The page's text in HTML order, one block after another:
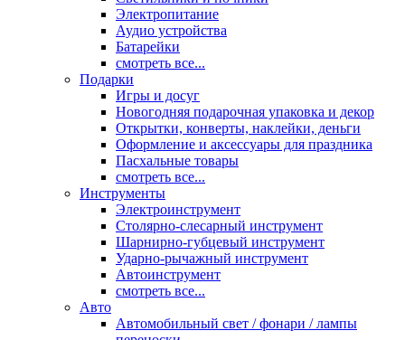
Электропитание
Аудио устройства
Батарейки
смотреть все...
Подарки
Игры и досуг
Новогодняя подарочная упаковка и декор
Открытки, конверты, наклейки, деньги
Оформление и аксессуары для праздника
Пасхальные товары
смотреть все...
Инструменты
Электроинструмент
Столярно-слесарный инструмент
Шарнирно-губцевый инструмент
Ударно-рычажный инструмент
Автоинструмент
смотреть все...
Авто
Автомобильный свет / фонари / лампы